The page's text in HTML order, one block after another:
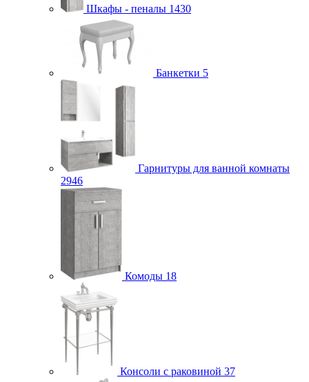
Шкафы - пеналы 1430
Банкетки 5
Гарнитуры для ванной комнаты
2946
Комоды 18
Консоли с раковиной 37